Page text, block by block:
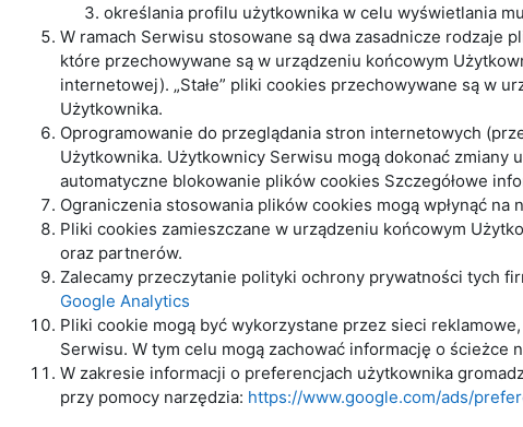
określania profilu użytkownika w celu wyświetlania
W ramach Serwisu stosowane są dwa zasadnicze rodzaje
które przechowywane są w urządzeniu końcowym
internetowej). „Stałe” pliki cookies przechowywane są w
Użytkownika.
Oprogramowanie do przeglądania stron internetowych
Użytkownika. Użytkownicy Serwisu mogą dokonać
automatyczne blokowanie plików cookies Szczegółowe
Ograniczenia stosowania plików cookies mogą wpłynąć
Pliki cookies zamieszczane w urządzeniu końcowym
oraz partnerów.
Zalecamy przeczytanie polityki ochrony prywatności tych
Google Analytics
Pliki cookie mogą być wykorzystane przez sieci
Serwisu. W tym celu mogą zachować informację o
W zakresie informacji o preferencjach użytkownika
przy pomocy narzędzia: https://www.google.com/ads/